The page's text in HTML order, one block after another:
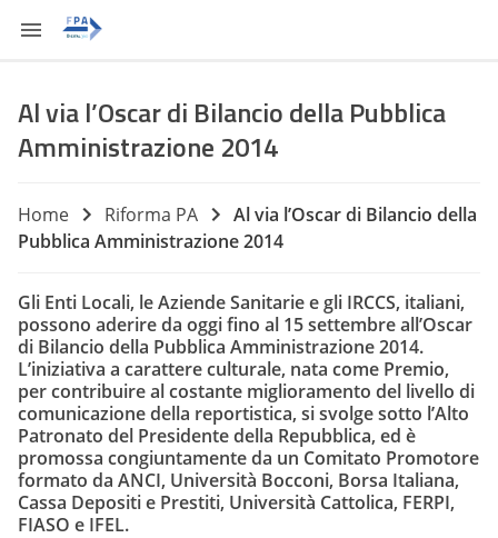
Al via l’Oscar di Bilancio della Pubblica
Amministrazione 2014
Home Riforma PA
Al via l’Oscar di Bilancio della
Pubblica Amministrazione 2014
Gli Enti Locali, le Aziende Sanitarie e gli IRCCS, italiani,
possono aderire da oggi fino al 15 settembre all’Oscar
di Bilancio della Pubblica Amministrazione 2014.
L’iniziativa a carattere culturale, nata come Premio,
per contribuire al costante miglioramento del livello di
comunicazione della reportistica, si svolge sotto l’Alto
Patronato del Presidente della Repubblica, ed è
promossa congiuntamente da un Comitato Promotore
formato da ANCI, Università Bocconi, Borsa Italiana,
Cassa Depositi e Prestiti, Università Cattolica, FERPI,
FIASO e IFEL.